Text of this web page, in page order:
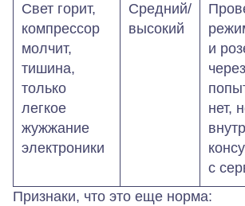
Свет горит,
компрессор
молчит,
тишина,
только
легкое
жужжание
электроники
Средний/
высокий
и
нет,
с
Признаки, что это еще норма: